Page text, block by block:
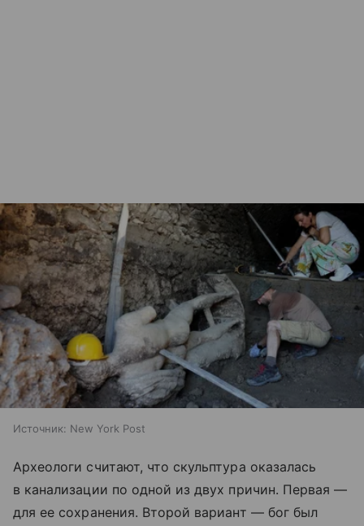
Источник: New York Post
Археологи считают, что скульптура оказалась
в канализации по одной из двух причин. Первая —
для ее сохранения. Второй вариант — бог был